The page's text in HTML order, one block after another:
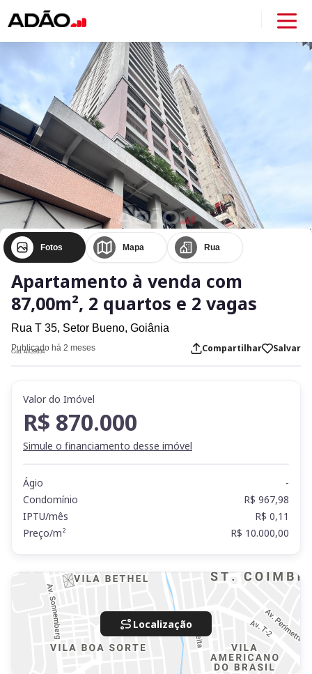
Fotos Mapa Rua
Apartamento à venda com
87,00m², 2 quartos e 2 vagas
Rua T 35, Setor Bueno, Goiânia
Publicado há 2 meses
Cod. AX39654 Compartilhar Salvar
Valor do Imóvel
R$ 870.000
Simule o financiamento desse imóvel
Ágio
-
Condomínio
R$ 967,98
IPTU/mês
R$ 0,11
Preço/m²
R$ 10.000,00
Localização